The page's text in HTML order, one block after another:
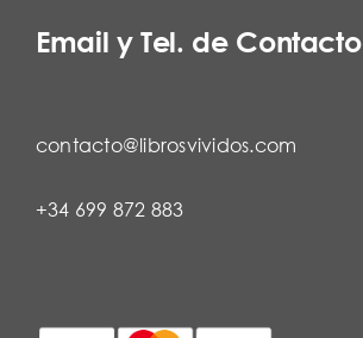
Email y Tel. de Contacto
contacto@librosvividos.com
+34 699 872 883